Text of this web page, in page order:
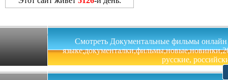
Смотреть Документальные фильмы онлайн
русские,